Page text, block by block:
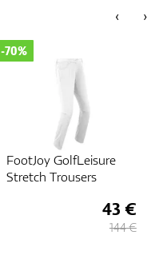
‹ ›
FootJoy GolfLeisure
Stretch Trousers
-70%
43 €
144 €